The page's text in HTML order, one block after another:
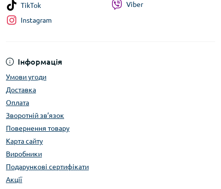
Інформація
Умови угоди
Доставка
Оплата
Зворотній зв’язок
Повернення товару
Карта сайту
Виробники
Подарункові сертифікати
Акції
TikTok
Instagram
Viber